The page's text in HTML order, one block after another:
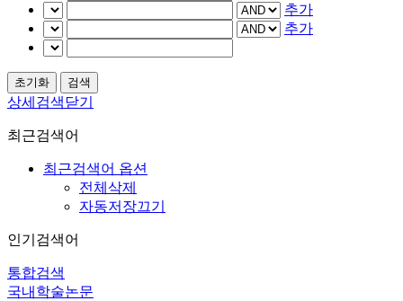
추가
추가
상세검색닫기
최근검색어
최근검색어 옵션
전체삭제
자동저장끄기
인기검색어
통합검색
국내학술논문